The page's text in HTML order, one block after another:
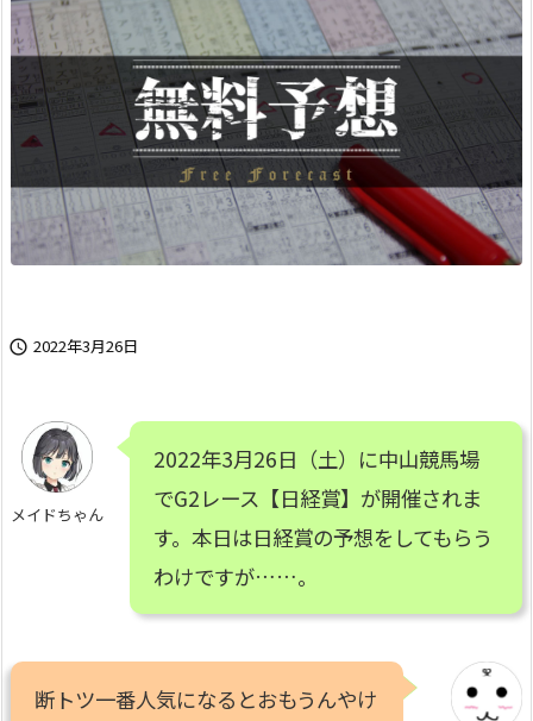
 2022年3月26日
メイドちゃん
2022年3月26日（土）に中山競馬場
でG2レース【日経賞】が開催されま
す。本日は日経賞の予想をしてもらう
わけですが……。
断トツ一番人気になるとおもうんやけ